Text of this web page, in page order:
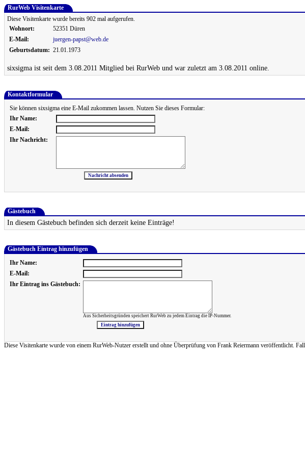
RurWeb Visitenkarte
Diese Visitenkarte wurde bereits 902 mal aufgerufen.
Wohnort:
52351 Düren
E-Mail:
juergen-papst@web.de
Geburtsdatum: 21.01.1973
sixsigma ist seit dem 3.08.2011 Mitglied bei RurWeb und war zuletzt am 3.08.2011 online.
Kontaktformular
Sie können sixsigma eine E-Mail zukommen lassen. Nutzen Sie dieses Formular:
Ihr Name:
E-Mail:
Ihr Nachricht:
Gästebuch
In diesem Gästebuch befinden sich derzeit keine Einträge!
Gästebuch Eintrag hinzufügen
Ihr Name:
E-Mail:
Ihr Eintrag ins Gästebuch:
Aus Sicherheitsgründen speichert RurWeb zu jedem Eintrag die IP-Nummer.
Diese Visitenkarte wurde von einem RurWeb-Nutzer erstellt und ohne Überprüfung von Frank Reiermann veröffentlicht.